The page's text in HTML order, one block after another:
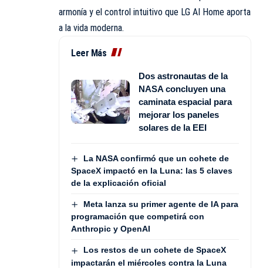
armonía y el control intuitivo que LG AI Home aporta
a la vida moderna.
Leer Más
Dos astronautas de la
NASA concluyen una
caminata espacial para
mejorar los paneles
solares de la EEI
La NASA confirmó que un cohete de
SpaceX impactó en la Luna: las 5 claves
de la explicación oficial
Meta lanza su primer agente de IA para
programación que competirá con
Anthropic y OpenAI
Los restos de un cohete de SpaceX
impactarán el miércoles contra la Luna